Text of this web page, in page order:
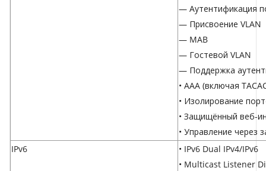
— Аутентификация
— Присвоение VLAN
— MAB
— Гостевой VLAN
— Поддержка
• AAA (включая
• Изолирование
• Защищённый веб-
• Управление через
IPv6
• IPv6 Dual IPv4/IPv6
• Multicast Listener